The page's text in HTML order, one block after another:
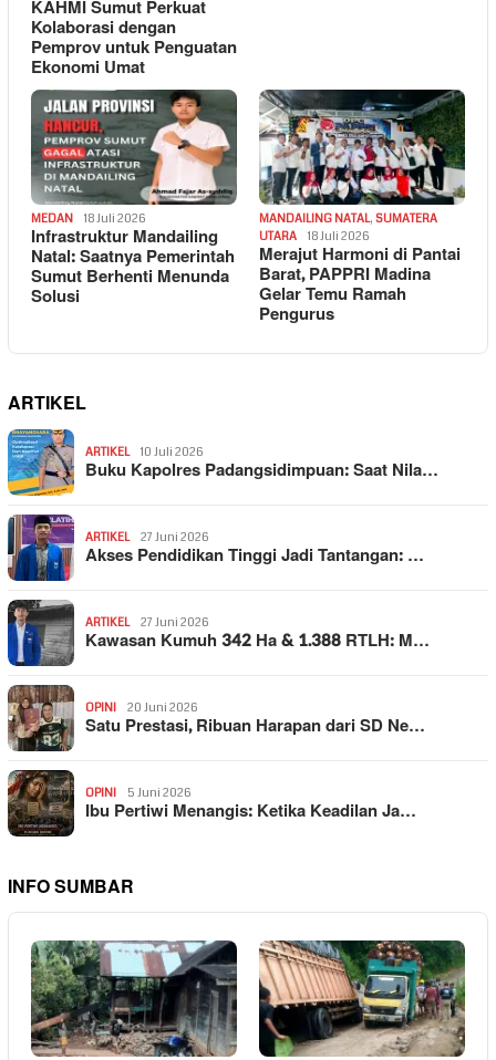
KAHMI Sumut Perkuat
Kolaborasi dengan
Pemprov untuk Penguatan
Ekonomi Umat
MEDAN 18 Juli 2026
Infrastruktur Mandailing
Natal: Saatnya Pemerintah
Sumut Berhenti Menunda
Solusi
MANDAILING NATAL, SUMATERA
UTARA
18 Juli 2026
Merajut Harmoni di Pantai
Barat, PAPPRI Madina
Gelar Temu Ramah
Pengurus
ARTIKEL
ARTIKEL 10 Juli 2026
Buku Kapolres Padangsidimpuan: Saat Nila…
ARTIKEL 27 Juni 2026
Akses Pendidikan Tinggi Jadi Tantangan: …
ARTIKEL 27 Juni 2026
Kawasan Kumuh 342 Ha & 1.388 RTLH: M…
OPINI 20 Juni 2026
Satu Prestasi, Ribuan Harapan dari SD Ne…
OPINI 5 Juni 2026
Ibu Pertiwi Menangis: Ketika Keadilan Ja…
INFO SUMBAR